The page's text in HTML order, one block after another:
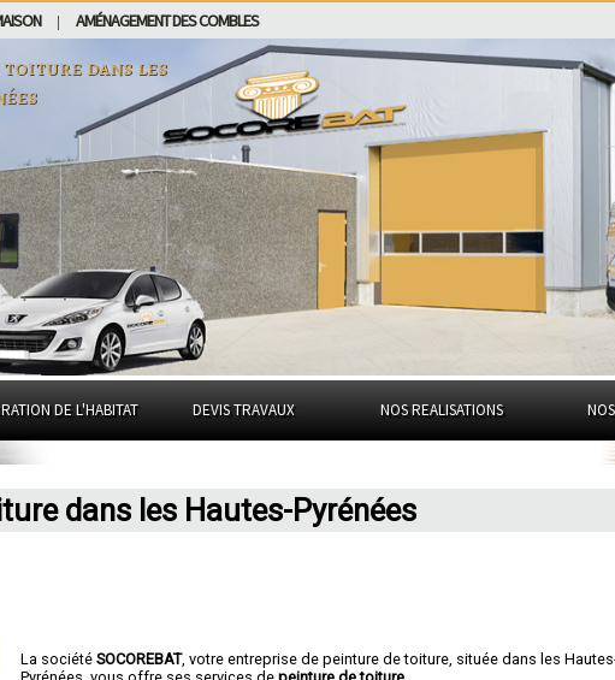
AMÉNAGEMENT DES COMBLES
toiture dansles
DE L'HABITAT DEVIS TRAVAUX NOS REALISATIONS
dans les Hautes-Pyrénées
La sociétéSOCOREBAT, votre entreprise de peinture de toiture, située dans les